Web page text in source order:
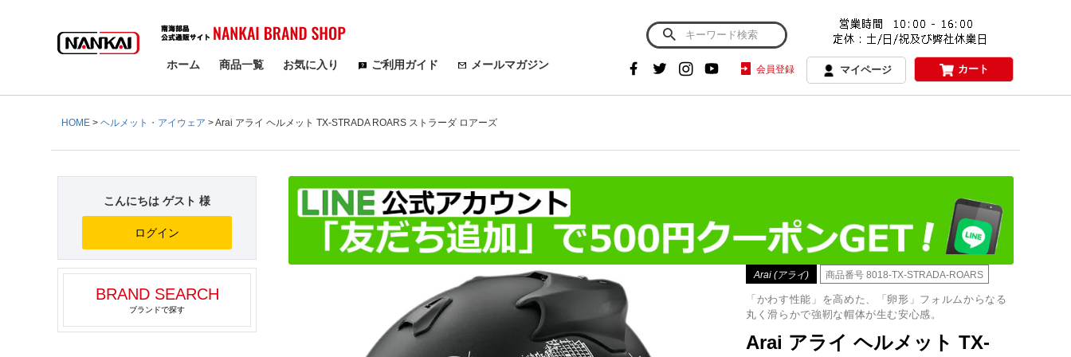
検索
ホーム 商品一覧 お気に入り ご利用ガイド メールマガジン 会員登録 マイページ カート
HOME ヘルメット・アイウェア Arai アライ ヘルメット TX-STRADA ROARS ストラーダ ロアーズ
こんにちは ゲスト 様
ログイン
BRAND SEARCH
ブランドで探す
Arai (アライ) 商品番号 8018-TX-STRADA-ROARS
「かわす性能」を高めた、「卵形」フォルムからなる
丸く滑らかで強靭な帽体が生む安心感。
Arai アライ ヘルメット TX-